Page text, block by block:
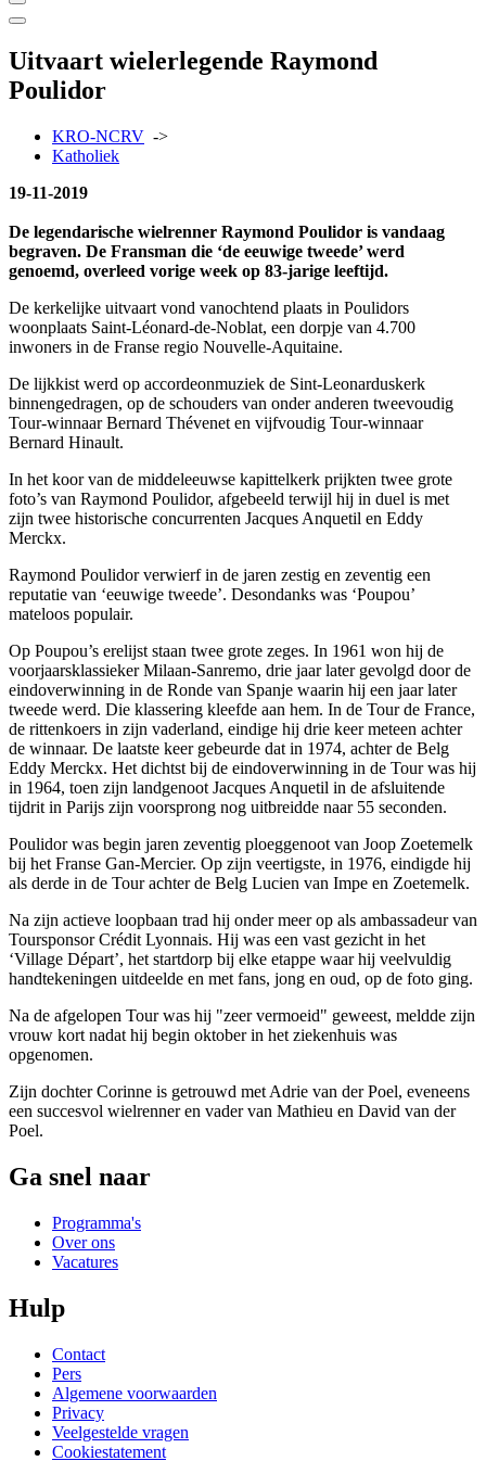
Uitvaart wielerlegende Raymond
Poulidor
KRO-NCRV ->
Katholiek
19-11-2019
De legendarische wielrenner Raymond Poulidor is vandaag
begraven. De Fransman die ‘de eeuwige tweede’ werd
genoemd, overleed vorige week op 83-jarige leeftijd.
De kerkelijke uitvaart vond vanochtend plaats in Poulidors
woonplaats Saint-Léonard-de-Noblat, een dorpje van 4.700
inwoners in de Franse regio Nouvelle-Aquitaine.
De lijkkist werd op accordeonmuziek de Sint-Leonarduskerk
binnengedragen, op de schouders van onder anderen tweevoudig
Tour-winnaar Bernard Thévenet en vijfvoudig Tour-winnaar
Bernard Hinault.
In het koor van de middeleeuwse kapittelkerk prijkten twee grote
foto’s van Raymond Poulidor, afgebeeld terwijl hij in duel is met
zijn twee historische concurrenten Jacques Anquetil en Eddy
Merckx.
Raymond Poulidor verwierf in de jaren zestig en zeventig een
reputatie van ‘eeuwige tweede’. Desondanks was ‘Poupou’
mateloos populair.
Op Poupou’s erelijst staan twee grote zeges. In 1961 won hij de
voorjaarsklassieker Milaan-Sanremo, drie jaar later gevolgd door de
eindoverwinning in de Ronde van Spanje waarin hij een jaar later
tweede werd. Die klassering kleefde aan hem. In de Tour de France,
de rittenkoers in zijn vaderland, eindige hij drie keer meteen achter
de winnaar. De laatste keer gebeurde dat in 1974, achter de Belg
Eddy Merckx. Het dichtst bij de eindoverwinning in de Tour was hij
in 1964, toen zijn landgenoot Jacques Anquetil in de afsluitende
tijdrit in Parijs zijn voorsprong nog uitbreidde naar 55 seconden.
Poulidor was begin jaren zeventig ploeggenoot van Joop Zoetemelk
bij het Franse Gan-Mercier. Op zijn veertigste, in 1976, eindigde hij
als derde in de Tour achter de Belg Lucien van Impe en Zoetemelk.
Na zijn actieve loopbaan trad hij onder meer op als ambassadeur van
Toursponsor Crédit Lyonnais. Hij was een vast gezicht in het
‘Village Départ’, het startdorp bij elke etappe waar hij veelvuldig
handtekeningen uitdeelde en met fans, jong en oud, op de foto ging.
Na de afgelopen Tour was hij "zeer vermoeid" geweest, meldde zijn
vrouw kort nadat hij begin oktober in het ziekenhuis was
opgenomen.
Zijn dochter Corinne is getrouwd met Adrie van der Poel, eveneens
een succesvol wielrenner en vader van Mathieu en David van der
Poel.
Ga snel naar
Programma's
Over ons
Vacatures
Hulp
Contact
Pers
Algemene voorwaarden
Privacy
Veelgestelde vragen
Cookiestatement